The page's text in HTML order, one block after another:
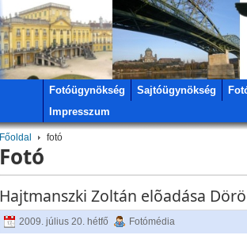
Fotóügynökség Sajtóügynökség
Impresszum
Főoldal fotó
Fotó
Hajtmanszki Zoltán elõadása
2009. július 20. hétfő Fotómédia